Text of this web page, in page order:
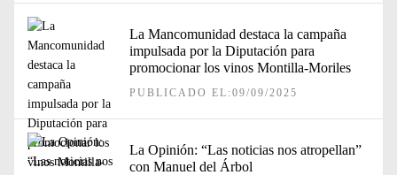
La Mancomunidad destaca la campaña
impulsada por la Diputación para
promocionar los vinos Montilla-Moriles
PUBLICADO EL:09/09/2025
La Opinión: “Las noticias nos atropellan”
con Manuel del Árbol